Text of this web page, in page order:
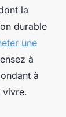
la
durable
une
à
à
vivre.